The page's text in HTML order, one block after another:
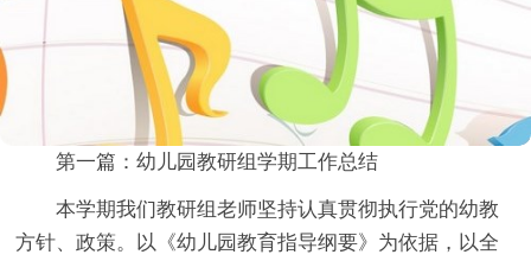
第一篇：幼儿园教研组学期工作总结
本学期我们教研组老师坚持认真贯彻执行党的幼教
方针、政策。以《幼儿园教育指导纲要》为依据，以全